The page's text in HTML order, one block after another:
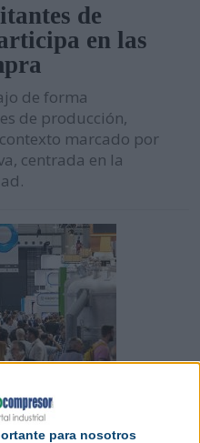
para nosotros
de
en las
de forma
de producción,
marcado por
centrada en la